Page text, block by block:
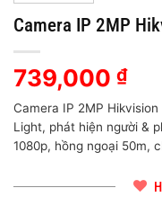
Camera IP 2MP
739,000 ₫
Camera IP 2MP
Light, phát hiện người &
1080p, hồng ngoại 50m,